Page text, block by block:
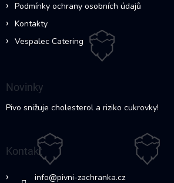
Podmínky ochrany osobních údajů
Kontakty
Vespalec Catering
Novinky
Pivo snižuje cholesterol a riziko cukrovky!
Kontakt
info@pivni-zachranka.cz